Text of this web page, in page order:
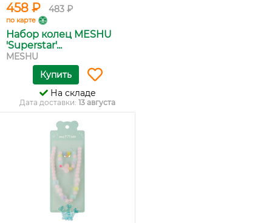
458 ₽ 483 ₽
по карте
Набор колец MESHU
'Superstar'...
MESHU
Купить
На складе
Дата доставки: 13 августа